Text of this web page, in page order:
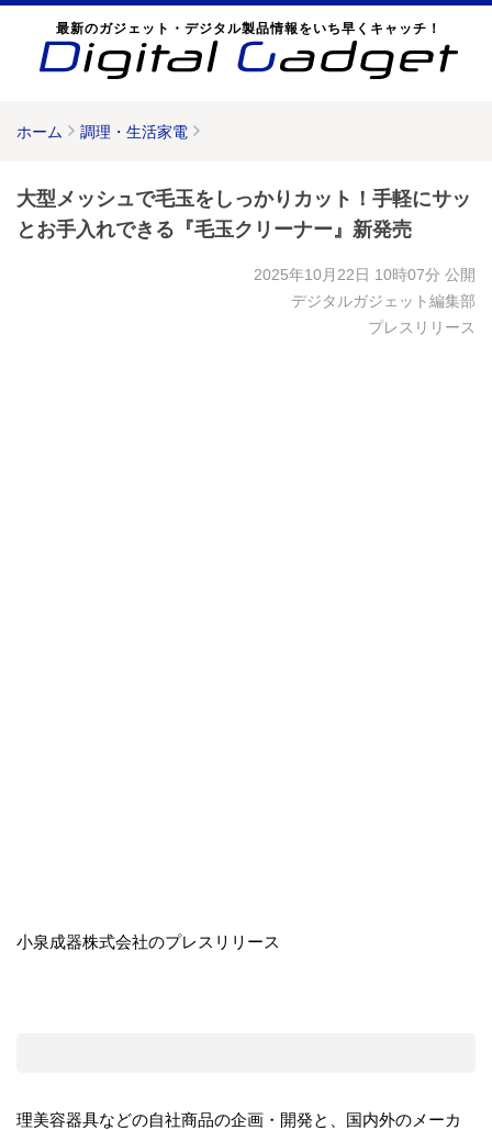
最新のガジェット・デジタル製品情報をいち早くキャッチ！
ホーム 調理・生活家電
大型メッシュで毛玉をしっかりカット！手軽にサッ
とお手入れできる『毛玉クリーナー』新発売
2025年10月22日 10時07分 公開
デジタルガジェット編集部
プレスリリース
小泉成器株式会社のプレスリリース
理美容器具などの自社商品の企画・開発と、国内外のメーカ